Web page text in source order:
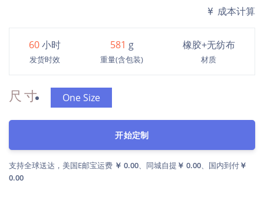
成本计算
60小时
发货时效
581 g
重量(含包装)
橡胶+无纺布
材质
尺寸 One Size
开始定制
支持全球送达，美国E邮宝运费 ￥ 0.00、同城自提 ￥ 0.00、国内到付￥
0.00